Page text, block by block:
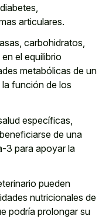
articulares.
carbohidratos,
el equilibrio
metabólicas de un
función de los
específicas,
de una
3 para apoyar la
pueden
nutricionales de
podría prolongar su